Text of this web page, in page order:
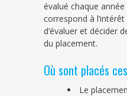
évalué chaque année
correspond à
d’évaluer et décider
du placement.
Où sont placés
Le